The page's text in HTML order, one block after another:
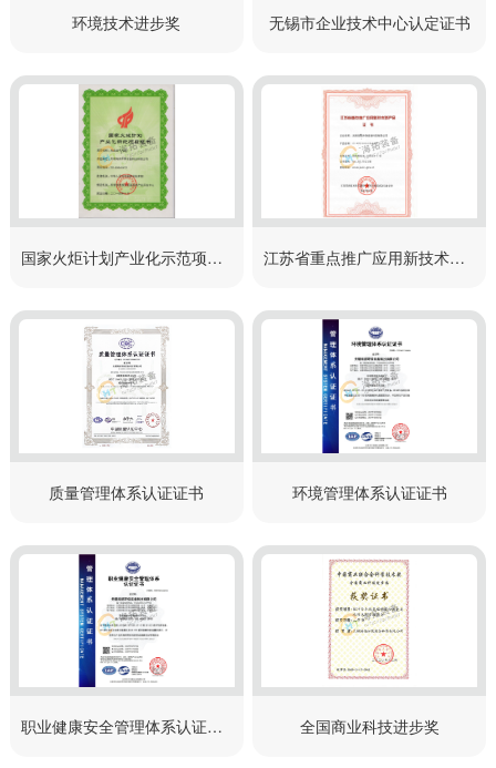
环境技术进步奖 无锡市企业技术中心认定证书
国家火炬计划产业化示范项目证书 江苏省重点推广应用新技术新产品证书
质量管理体系认证证书 环境管理体系认证证书
职业健康安全管理体系认证证书 全国商业科技进步奖